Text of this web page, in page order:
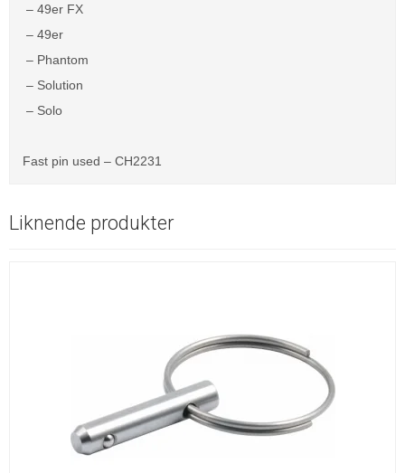
– 49er FX
– 49er
– Phantom
– Solution
– Solo
Fast pin used – CH2231
Liknende produkter